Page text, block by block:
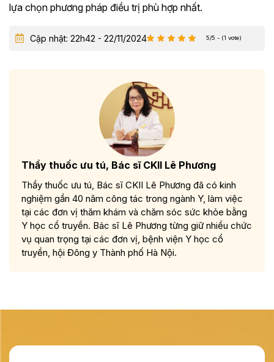
lựa chọn phương pháp điều trị phù hợp nhất.
Cập nhật: 22h42 - 22/11/2024 5/5 - (1 vote)
Thầy thuốc ưu tú, Bác sĩ CKII Lê Phương
Thầy thuốc ưu tú, Bác sĩ CKII Lê Phương đã có kinh
nghiệm gần 40 năm công tác trong ngành Y, làm việc
tại các đơn vị thăm khám và chăm sóc sức khỏe bằng
Y học cổ truyền. Bác sĩ Lê Phương từng giữ nhiều chức
vụ quan trọng tại các đơn vị, bệnh viện Y học cổ
truyền, hội Đông y Thành phố Hà Nội.